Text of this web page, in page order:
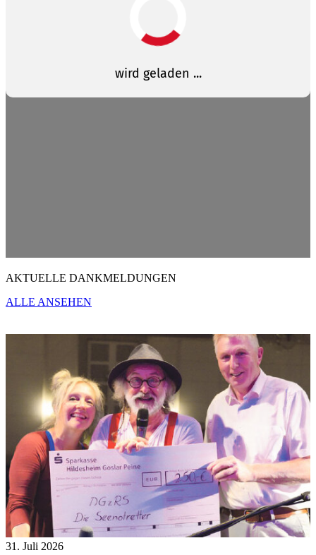
AKTUELLE DANKMELDUNGEN
ALLE ANSEHEN
31. Juli 2026